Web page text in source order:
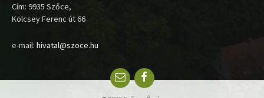
Cím: 9935 Szőce,
Kölcsey Ferenc út 66
e-mail: hivatal@szoce.hu
EmailFacebook